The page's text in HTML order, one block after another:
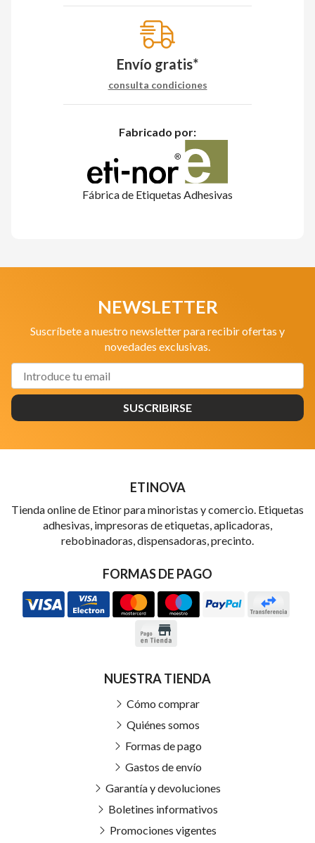
Envío gratis*
consulta condiciones
Fabricado por:
Fábrica de Etiquetas Adhesivas
NEWSLETTER
Suscríbete a nuestro newsletter para recibir ofertas y
novedades exclusivas.
SUSCRIBIRSE
ETINOVA
Tienda online de Etinor para minoristas y comercio. Etiquetas
adhesivas, impresoras de etiquetas, aplicadoras,
rebobinadoras, dispensadoras, precinto.
FORMAS DE PAGO
NUESTRA TIENDA
Cómo comprar
Quiénes somos
Formas de pago
Gastos de envío
Garantía y devoluciones
Boletines informativos
Promociones vigentes